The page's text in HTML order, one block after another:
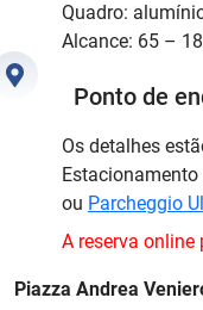
Quadro:
Alcance: 65 –
Ponto de
Os detalhes
ou Parcheggio
A reserva
Piazza Andrea